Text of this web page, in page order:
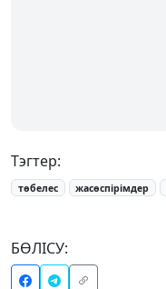
Тэгтер:
төбелес жасөспірімдер
БӨЛІСУ: